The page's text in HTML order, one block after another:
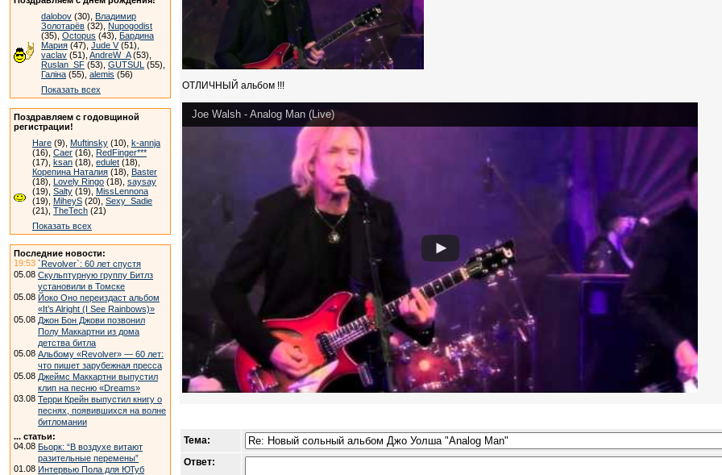
dalobov (30), Владимир
Золотарёв (32), Nupogodist
(35), Octopus (43), Бардина
Мария (47), Jude V(51),
vaclav (51), AndreW_A(53),
Ruslan_SF (53), GUTSUL (55),
Галіна (55), alemis (56)
Показать всех
Поздравляем с годовщиной
регистрации!
Hare (9), Muftinsky (10), k-annja
(16), Caer (16), RedFinger***
(17), ksan (18), edulet (18),
Корепина Наталия (18), Baster
(18), Lovely Ringo (18), saysay
(19), Salty (19), MissLennona
(19), MiheyS (20), Sexy_Sadie
(21), TheTech (21)
Показать всех
Последние новости:
19:53 `Revolver`: 60 лет спустя
05.08 Скульптурную группу Битлз
установили в Томске
05.08 Йоко Оно переиздаст альбом
«It’s Alright (I See Rainbows)»
05.08 Джон Бон Джови позвонил
Полу Маккартни из дома
детства битла
05.08 Альбому «Revolver» — 60 лет:
что пишет зарубежная пресса
05.08 Джеймс Маккартни выпустил
клип на песню «Dreams»
03.08 Терри Крейн выпустил книгу о
песнях, появившихся на волне
битломании
... статьи:
04.08 Бьорк: “В воздухе витают
разительные перемены”
01.08 Интервью Пола для ЮТуб
ОТЛИЧНЫЙ альбом !!!
Joe Walsh - Analog Man (Live)
Тема:
Ответ: